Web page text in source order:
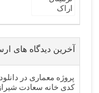
آخرین دیدگاه های
پروژه معماری در
کدی خانه سعادت شیراز